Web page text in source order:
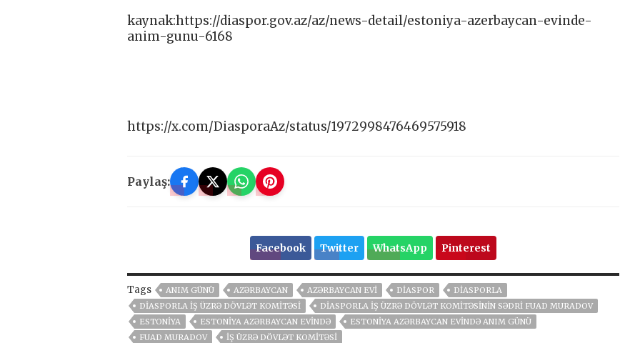
kaynak:https://diaspor.gov.az/az/news-detail/estoniya-azerbaycan-evinde-
anim-gunu-6168
https://x.com/DiasporaAz/status/1972998476469575918
Paylaş:
Facebook Twitter WhatsApp Pinterest
Tags ANIM GÜNÜ AZƏRBAYCAN AZƏRBAYCAN EVI DIASPOR
DIASPORLA
DIASPORLA İŞ ÜZRƏ DÖVLƏT KOMITƏSI
DIASPORLA İŞ ÜZRƏ DÖVLƏT KOMITƏSININ SƏDRI FUAD MURADOV
ESTONIYA
ESTONIYA AZƏRBAYCAN EVINDƏ
ESTONIYA AZƏRBAYCAN EVINDƏ ANIM GÜNÜ
FUAD MURADOV
İŞ ÜZRƏ DÖVLƏT KOMITƏSI